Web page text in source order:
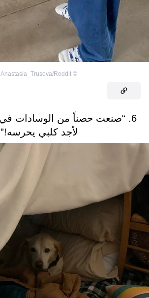
©
Anastasia_Trusova/Reddit
6. “صنعت حصناً من الوسادات
لأجد كلبي يحرسه!”